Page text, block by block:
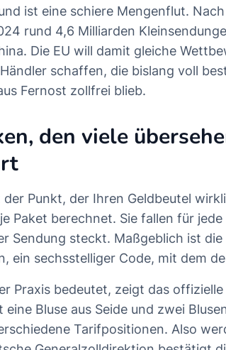
ist eine schiere Mengenflut.
rund 4,6 Milliarden
Die EU will damit gleiche
schaffen, die bislang voll
Fernost zollfrei blieb.
den viele
Punkt, der Ihren Geldbeutel
Paket berechnet. Sie fallen für
Sendung steckt. Maßgeblich ist
ein sechsstelliger Code, mit dem
Praxis bedeutet, zeigt das
Bluse aus Seide und zwei
Tarifpositionen. Also